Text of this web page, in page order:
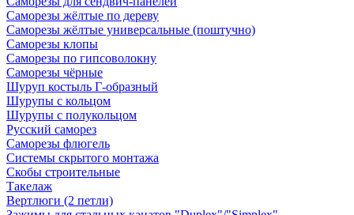
Саморезы жёлтые по дереву
Саморезы жёлтые универсальные (поштучно)
Саморезы клопы
Саморезы по гипсоволокну
Саморезы чёрные
Шуруп костыль Г-образный
Шурупы с кольцом
Шурупы с полукольцом
Русский саморез
Саморезы флюгель
Системы скрытого монтажа
Скобы строительные
Такелаж
Вертлюги (2 петли)